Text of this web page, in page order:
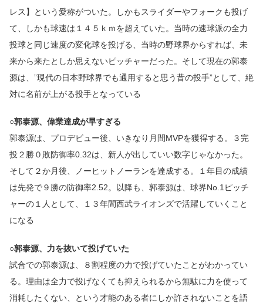
レス】という愛称がついた。しかもスライダーやフォークも投げ
て、しかも球速は１４５ｋｍを超えていた。当時の速球派の全力
投球と同じ速度の変化球を投げる、当時の野球界からすれば、未
来から来たとしか思えないピッチャーだった。そして現在の郭泰
源は、”現代の日本野球界でも通用すると思う昔の投手”として、絶
対に名前が上がる投手となっている
○郭泰源、偉業達成が早すぎる
郭泰源は、プロデビュー後、いきなり月間MVPを獲得する。３完
投２勝０敗防御率0.32は、新人が出していい数字じゃなかった。
そして２か月後、ノーヒットノーランを達成する。１年目の成績
は先発で９勝の防御率2.52。以降も、郭泰源は、球界No.1ピッチ
ャーの１人として、１３年間西武ライオンズで活躍していくこと
になる
○郭泰源、力を抜いて投げていた
試合での郭泰源は、８割程度の力で投げていたことがわかってい
る。理由は全力で投げなくても抑えられるから無駄に力を使って
消耗したくない、という才能のある者にしか許されないことを語